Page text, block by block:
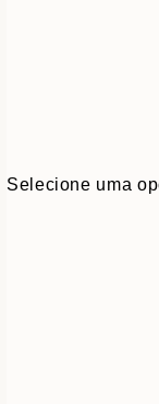
Selecione uma